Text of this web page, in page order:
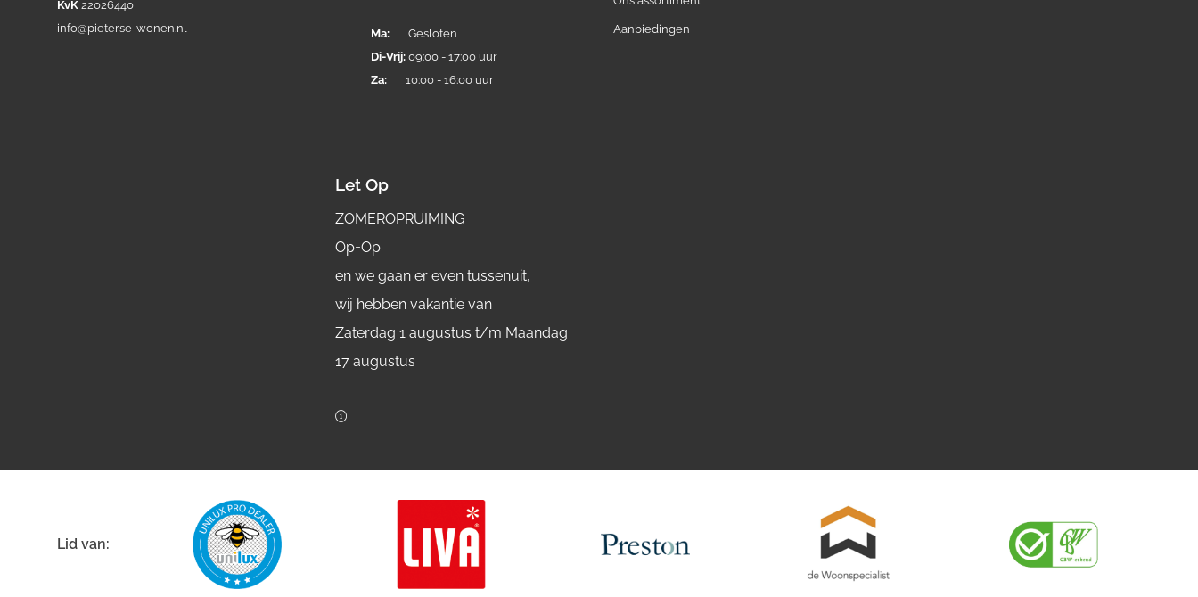
KvK 22026440
info@pieterse-wonen.nl
Ma: Gesloten
Di-Vrij:09:00 - 17:00 uur
Za: 10:00 - 16:00 uur
Let Op
ZOMEROPRUIMING
Op=Op
en we gaan er even tussenuit,
wij hebben vakantie van
Zaterdag 1 augustus t/m Maandag
17 augustus
Aanbiedingen
Lid van: